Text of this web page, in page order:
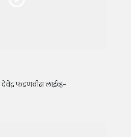
फडणवीस लाईव्ह-